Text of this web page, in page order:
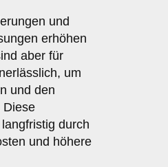
und
erhöhen
aber für
um
und den
Diese
durch
und höhere